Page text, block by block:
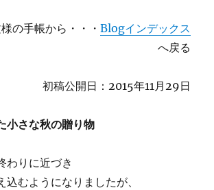
の手帳から・・・ Blogインデックス
へ戻る
初稿公開日：2015年11月29日
小さな秋の贈り物
わりに近づき
込むようになりましたが、